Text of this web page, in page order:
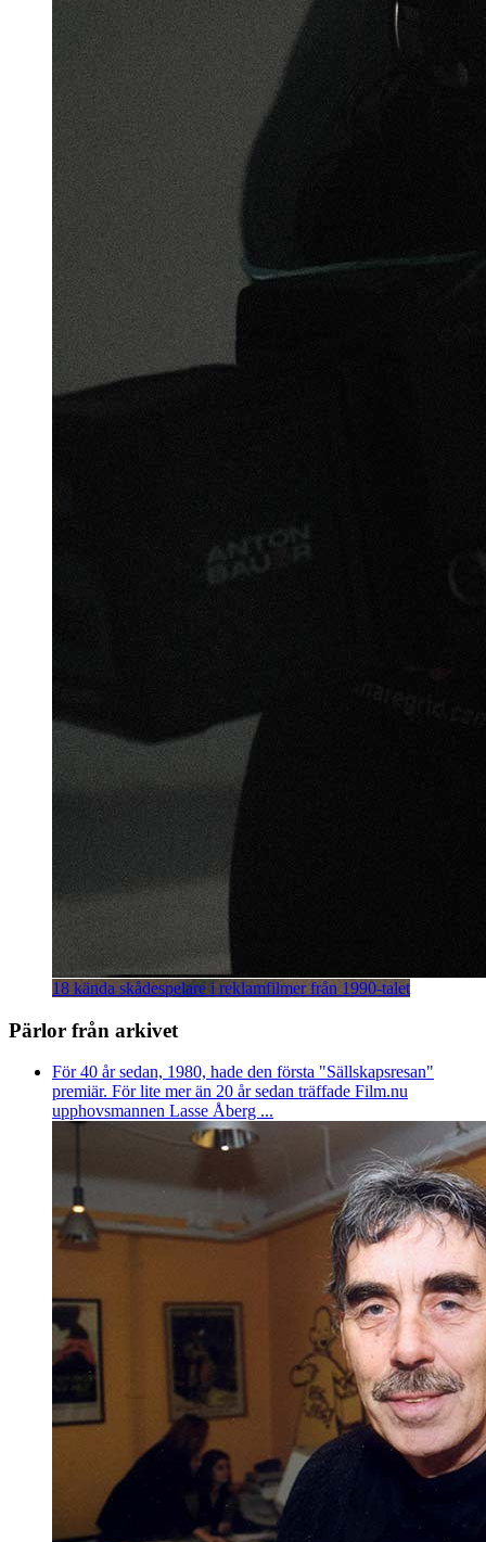
18 kända skådespelare i reklamfilmer från 1990-talet
Pärlor från arkivet
För 40 år sedan, 1980, hade den första "Sällskapsresan"
premiär. För lite mer än 20 år sedan träffade Film.nu
upphovsmannen Lasse Åberg ...